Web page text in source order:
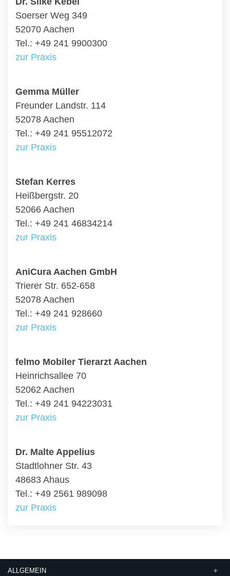
Soerser Weg 349
52070 Aachen
Tel.: +49 241 9900300
zur Praxis
Gemma Müller
Freunder Landstr. 114
52078 Aachen
Tel.: +49 241 95512072
zur Praxis
Stefan Kerres
Heißbergstr. 20
52066 Aachen
Tel.: +49 241 46834214
zur Praxis
AniCura Aachen GmbH
Trierer Str. 652-658
52078 Aachen
Tel.: +49 241 928660
zur Praxis
felmo Mobiler Tierarzt Aachen
Heinrichsallee 70
52062 Aachen
Tel.: +49 241 94223031
zur Praxis
Dr. Malte Appelius
Stadtlohner Str. 43
48683 Ahaus
Tel.: +49 2561 989098
zur Praxis
ALLGEMEIN